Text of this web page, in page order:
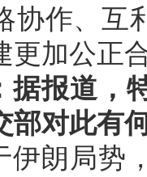
协作、互
更加公正
据报道，
部对此有
伊朗局势